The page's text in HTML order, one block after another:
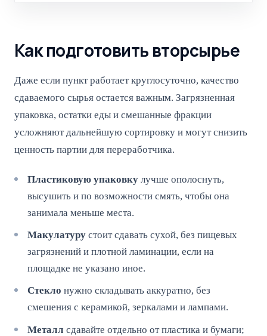
Как подготовить вторсырье
Даже если пункт работает круглосуточно, качество
сдаваемого сырья остается важным. Загрязненная
упаковка, остатки еды и смешанные фракции
усложняют дальнейшую сортировку и могут снизить
ценность партии для переработчика.
Пластиковую упаковку лучше ополоснуть,
высушить и по возможности смять, чтобы она
занимала меньше места.
Макулатуру стоит сдавать сухой, без пищевых
загрязнений и плотной ламинации, если на
площадке не указано иное.
Стекло нужно складывать аккуратно, без
смешения с керамикой, зеркалами и лампами.
Металл сдавайте отдельно от пластика и бумаги;